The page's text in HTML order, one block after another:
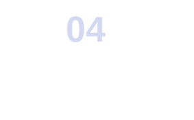
04